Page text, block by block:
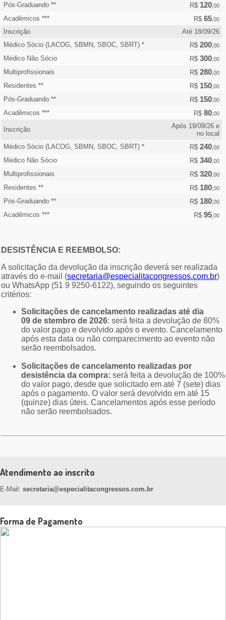
Pós-Graduando ** R$ 120 ,00
Acadêmicos *** R$ 65 ,00
Inscrição
Até 18/09/26
Médico Sócio (LACOG, SBMN, SBOC, SBRT) *
R$ 200 ,00
Médico Não Sócio R$ 300 ,00
Multiprofissionais R$ 280 ,00
Residentes ** R$ 150 ,00
Pós-Graduando ** R$ 150 ,00
Acadêmicos *** R$ 80 ,00
Inscrição
Após 19/09/26 e
no local
Médico Sócio (LACOG, SBMN, SBOC, SBRT) *
R$ 240 ,00
Médico Não Sócio R$ 340 ,00
Multiprofissionais R$ 320 ,00
Residentes ** R$ 180 ,00
Pós-Graduando ** R$ 180 ,00
Acadêmicos *** R$ 95 ,00
DESISTÊNCIA E REEMBOLSO:
A solicitação da devolução da inscrição deverá ser realizada
através do e-mail (secretaria@especialitacongressos.com.br)
ou WhatsApp (51 9 9250-6122), seguindo os seguintes
critérios:
Solicitações de cancelamento realizadas até dia
09 de stembro de 2026: será feita a devolução de 80%
do valor pago e devolvido após o evento. Cancelamento
após esta data ou não comparecimento ao evento não
serão reembolsados.
Solicitações de cancelamento realizadas por
desistência da compra: será feita a devolução de 100%
do valor pago, desde que solicitado em até 7 (sete) dias
após o pagamento. O valor será devolvido em até 15
(quinze) dias úteis. Cancelamentos após esse período
não serão reembolsados.
Atendimento ao inscrito
E-Mail: secretaria@especialitacongressos.com.br
Forma de Pagamento